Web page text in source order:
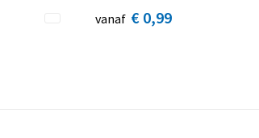
vanaf € 0,99